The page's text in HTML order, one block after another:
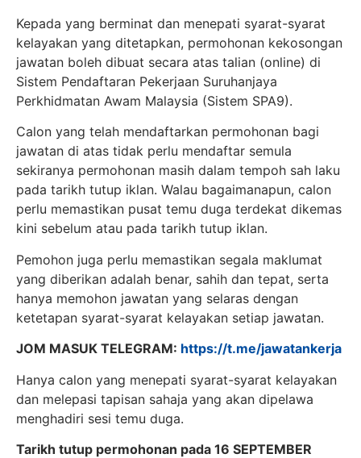
Kepada yang berminat dan menepati syarat-syarat
kelayakan yang ditetapkan, permohonan kekosongan
jawatan boleh dibuat secara atas talian (online) di
Sistem Pendaftaran Pekerjaan Suruhanjaya
Perkhidmatan Awam Malaysia (Sistem SPA9).
Calon yang telah mendaftarkan permohonan bagi
jawatan di atas tidak perlu mendaftar semula
sekiranya permohonan masih dalam tempoh sah laku
pada tarikh tutup iklan. Walau bagaimanapun, calon
perlu memastikan pusat temu duga terdekat dikemas
kini sebelum atau pada tarikh tutup iklan.
Pemohon juga perlu memastikan segala maklumat
yang diberikan adalah benar, sahih dan tepat, serta
hanya memohon jawatan yang selaras dengan
ketetapan syarat-syarat kelayakan setiap jawatan.
JOM MASUK TELEGRAM: https://t.me/jawatankerja
Hanya calon yang menepati syarat-syarat kelayakan
dan melepasi tapisan sahaja yang akan dipelawa
menghadiri sesi temu duga.
Tarikh tutup permohonan pada 16 SEPTEMBER